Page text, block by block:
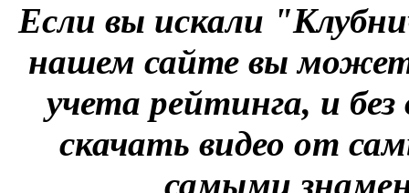
Если вы искали
нашем сайте вы
учета рейтинга, и
скачать видео от
самыми